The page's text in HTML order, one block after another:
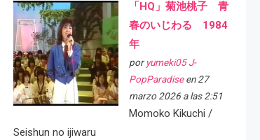
「HQ」菊池桃子 青
春のいじわる 1984
年
por yumeki05 J-
PopParadiseen 27
marzo 2026 a las 2:51
Momoko Kikuchi /
Seishun no ijiwaru